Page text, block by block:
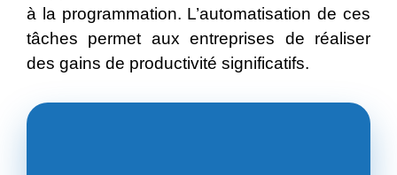
à la programmation. L’automatisation de ces
tâches permet aux entreprises de réaliser
des gains de productivité significatifs.